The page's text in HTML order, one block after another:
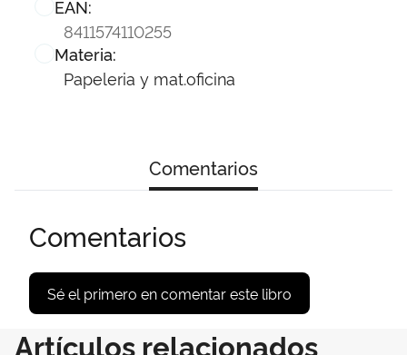
EAN:
8411574110255
Materia:
Papeleria y mat.oficina
Comentarios
Comentarios
Sé el primero en comentar este libro
Artículos relacionados